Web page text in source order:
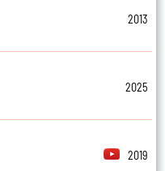
2013
2025
2019